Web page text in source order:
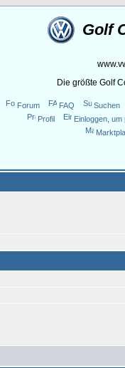
Golf
Die größte Golf
Forum FAQ
Suchen
Profil
Einloggen,